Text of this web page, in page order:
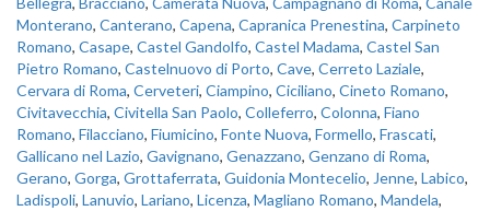
Monterano, Canterano, Capena, Capranica Prenestina, Carpineto
Romano, Casape, Castel Gandolfo, Castel Madama, Castel San
Pietro Romano, Castelnuovo di Porto, Cave, Cerreto Laziale,
Cervara di Roma, Cerveteri, Ciampino, Ciciliano, Cineto Romano,
Civitavecchia, Civitella San Paolo, Colleferro, Colonna, Fiano
Romano, Filacciano, Fiumicino, Fonte Nuova, Formello, Frascati,
Gallicano nel Lazio, Gavignano, Genazzano, Genzano di Roma,
Gerano, Gorga, Grottaferrata, Guidonia Montecelio, Jenne, Labico,
Ladispoli, Lanuvio, Lariano, Licenza, Magliano Romano, Mandela,